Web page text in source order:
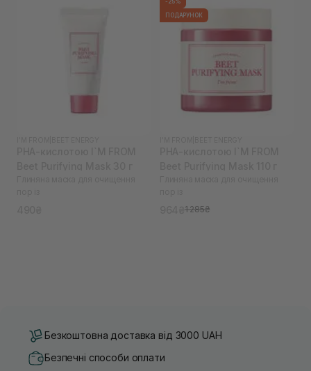
-25%
ПОДАРУНОК
1 285₴
Безкоштовна доставка від 3000 UAH
Безпечні способи оплати